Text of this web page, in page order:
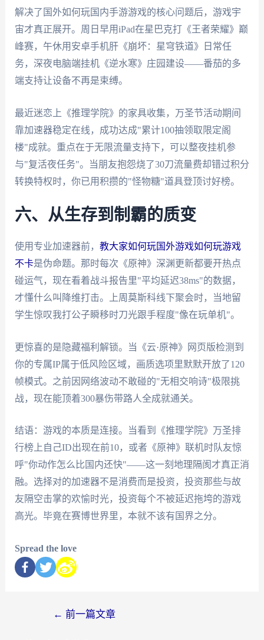
解决了国外如何玩国内手游游戏的核心问题后，游戏宇
宙才真正展开。周日早用iPad在星巴克打《王者荣耀》巅
峰赛，午休用安卓手机肝《崩坏：星穹铁道》日常任
务，深夜电脑端挂机《逆水寒》庄园建设——番茄的多
端支持让设备不再是束缚。
最近迷恋上《推理学院》的家具收集，万圣节活动期间
靠加速器稳定在线，成功达成"累计100抽领取限定阁
楼"成就。重点在于无限流量支持下，可以整夜挂机参
与"复活夜任务"。当朋友抱怨烧了30刀流量费却错过积分
转换特权时，你已用积攒的"怪物糖"道具登顶讨好榜。
六、从生存到制霸的质变
使用专业加速器前， 教大家如何玩国外游戏如何玩游戏
不卡是伪命题。那时每次《原神》深渊更新都要开热点
碰运气，现在看着战斗报告里"平均延迟38ms"的数据，
才懂什么叫降维打击。上周莫斯科线下聚会时，当地留
学生惊叹我打公子瞬移时刀光跟手程度"像在玩单机"。
更惊喜的是隐藏福利解锁。当《云·原神》网页版检测到
你的专属IP属于低风险区域，画质选项里默默开放了120
帧模式。之前因网络波动不敢碰的"无相交响诗"极限挑
战，现在能顶着300暴伤带路人全成就通关。
结语：游戏的本质是连接。当看到《推理学院》万圣排
行榜上自己ID出现在前10，或者《原神》联机时队友惊
呼"你动作怎么比国内还快"——这一刻地理隔阂才真正消
融。选择对的加速器不是消费而是投资，投资那些与故
友隔空击掌的欢愉时光，投资每个不被延迟拖垮的游戏
高光。毕竟在赛博世界里，本就不该有国界之分。
Spread the love
← 前一篇文章